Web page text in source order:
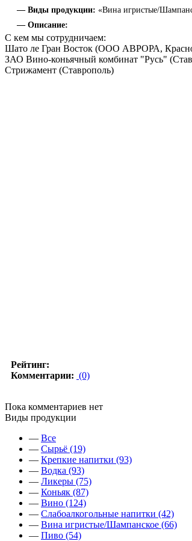
— Виды продукции: «Вина игристые/
— Описание:
С кем мы сотрудничаем:
Шато ле Гран Восток (ООО АВРОРА,
ЗАО Вино-коньячный комбинат "Русь"
Стрижамент (Ставрополь)
Рейтинг:
Комментарии: (0)
Пока комментариев нет
Виды продукции
— Все
— Сырьё (19)
— Крепкие напитки (93)
— Водка (93)
— Ликеры (75)
— Коньяк (87)
— Вино (124)
— Слабоалкогольные напитки (42)
— Вина игристые/Шампанское (66)
— Пиво (54)